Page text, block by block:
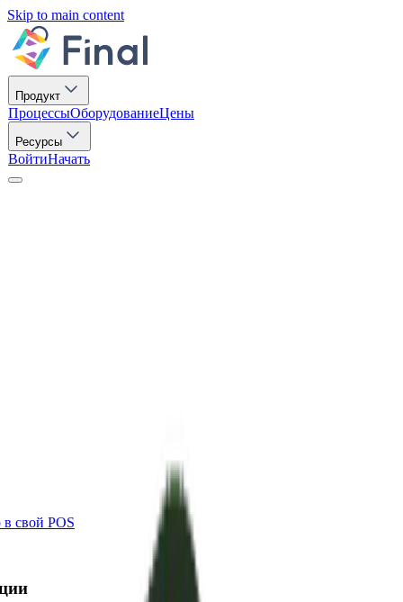
Skip to main content
Продукт
ПроцессыОборудованиеЦены
Ресурсы
ВойтиНачать
свой POS